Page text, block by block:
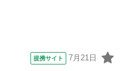
提携サイト 7月21日